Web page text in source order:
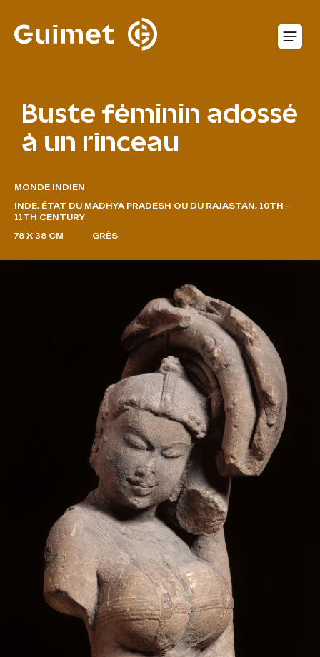
Buste féminin adossé
à un rinceau
MONDE INDIEN
INDE, ÉTAT DU MADHYA PRADESH OU DU RAJASTAN, 10TH -
11TH CENTURY
78 X 38 CM GRÈS